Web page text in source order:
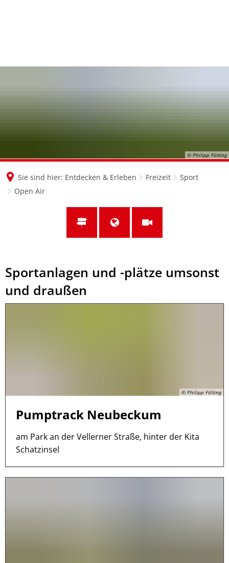
de
© Philipp Fölting
Sie sind hier: Entdecken & Erleben Freizeit
Sport
Open Air
Sportanlagen und -plätze umsonst
und draußen
© Philipp Fölting
Pumptrack Neubeckum
am Park an der Vellerner Straße, hinter der Kita
Schatzinsel